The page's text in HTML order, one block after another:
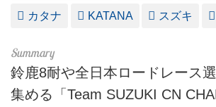
カタナ KATANA スズキ
鈴鹿8耐や全日本ロードレース
集める「Team SUZUKI CN